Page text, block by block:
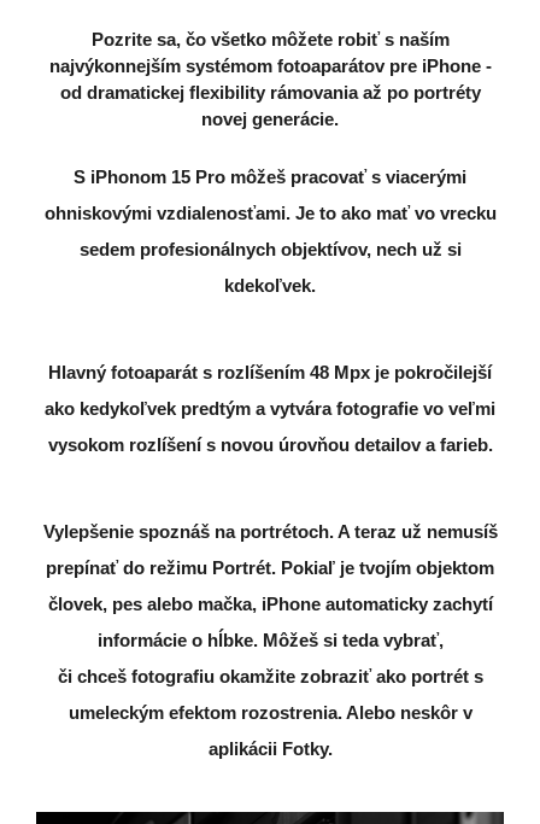
Pozrite sa, čo všetko môžete robiť s naším
najvýkonnejším systémom fotoaparátov pre iPhone -
od dramatickej flexibility rámovania až po portréty
novej generácie.
S iPhonom 15 Pro môžeš pracovať s viacerými
ohniskovými vzdialenosťami. Je to ako mať vo vrecku
sedem profesionálnych objektívov, nech už si
kdekoľvek.
Hlavný fotoaparát s rozlíšením 48 Mpx je pokročilejší
ako kedykoľvek predtým a vytvára fotografie vo veľmi
vysokom rozlíšení s novou úrovňou detailov a farieb.
Vylepšenie spoznáš na portrétoch.A teraz už nemusíš
prepínať do režimu Portrét. Pokiaľ je tvojím objektom
človek, pes alebo mačka, iPhone automaticky zachytí
informácie o hĺbke. Môžeš si teda vybrať,
či chceš fotografiu okamžite zobraziť ako portrét s
umeleckým efektom rozostrenia. Alebo neskôr v
aplikácii Fotky.